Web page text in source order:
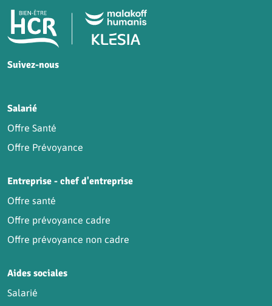
Pied de page HCR Bien-Être
Suivez-nous
Salarié
Offre Santé
Offre Prévoyance
Entreprise - chef d'entreprise
Offre santé
Offre prévoyance cadre
Offre prévoyance non cadre
Aides sociales
Salarié